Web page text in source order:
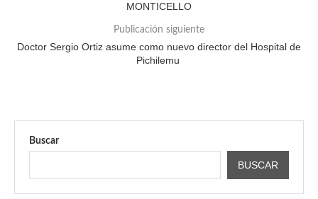
MONTICELLO
Publicación siguiente
Doctor Sergio Ortiz asume como nuevo director del Hospital de
Pichilemu
Buscar
BUSCAR